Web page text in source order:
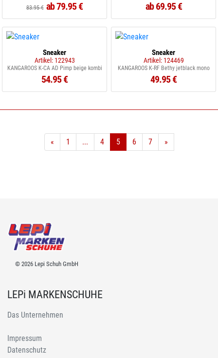
83.95 € ab 79.95 € ab 69.95 €
Sneaker
Artikel: 122943
KANGAROOS K-CA AD Pimp beige kombi
54.95 €
Sneaker
Artikel: 124469
KANGAROOS K-RF Bethy jetblack mono
49.95 €
« 1 ... 4 5 6 7 »
© 2026 Lepi Schuh GmbH
LEPi MARKENSCHUHE
Das Unternehmen
Impressum
Datenschutz